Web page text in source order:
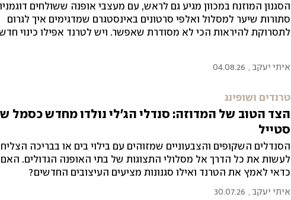
הסגנון המוזנח במכוון מגיע גם לראש, עם מעצבי אופנה ששולחים
סתורות שיער למסלול ואלפי סרטונים באינסטגרם שמדגימים איך לגרום
לתסרוקת להיראות הכי לא מסודרת שאפשר. ויש לטרנד אפילו כינוי
איתי יעקב ,
04.08.26
טרנדים ושופינג
הצד הטוב של המדוזה: סנדלי הג'לי נולדו מחדש כסמל
סטייל
הסנדלים השקופים והצבעוניים שמזוהים עם בילוי בים או בבריכה
לעשות את כל הדרך אל מסלולי התצוגות של בתי האופנה הגדולים. האם
כדאי לאמץ את הטרנד ואילו סגנונות מציעים העיצובים החדשים?
איתי יעקב ,
30.07.26